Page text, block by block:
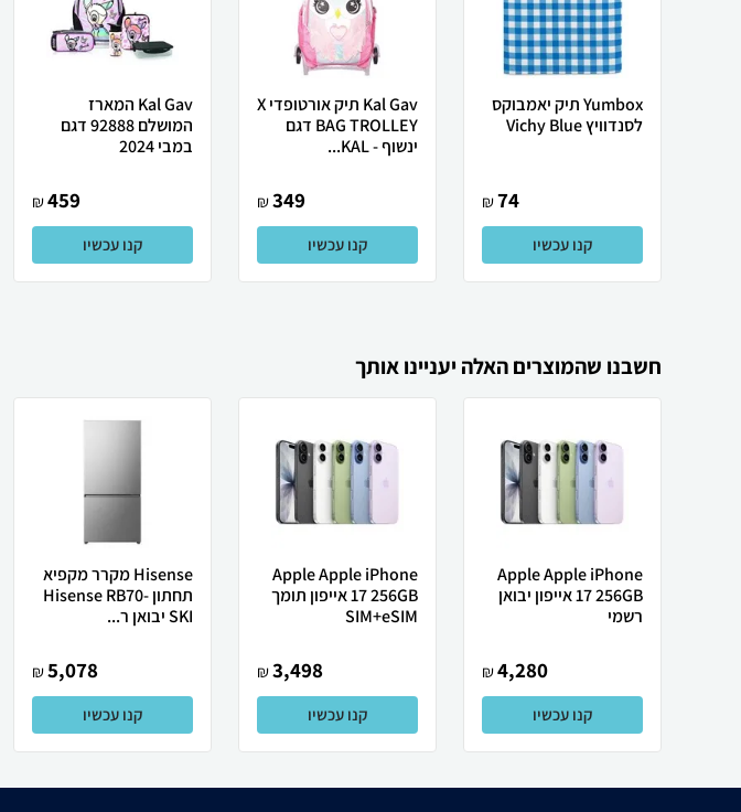
Yumbox תיק יאמבוקס
לסנדוויץ Vichy Blue
74
₪
קנו עכשיו
Kal Gav תיק אורטופדי X
BAG TROLLEY דגם
ינשוף - KAL...
349
₪
קנו עכשיו
Kal Gav המארז
המושלם 92888 דגם
במבי 2024
459
₪
קנו עכשיו
חשבנו שהמוצרים האלה יעניינו אותך
Apple Apple iPhone
17 256GB אייפון יבואן
רשמי
4,280
₪
קנו עכשיו
Apple Apple iPhone
17 256GB אייפון תומך
SIM+eSIM
3,498
₪
קנו עכשיו
Hisense מקרר ‏מקפיא
תחתון Hisense RB70-
SKI יבואן ר...
5,078
₪
קנו עכשיו